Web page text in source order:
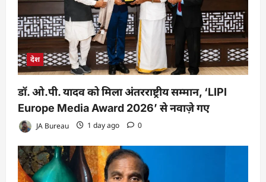
देश
डॉ. ओ.पी. यादव को मिला अंतरराष्ट्रीय सम्मान, ‘LIPI
Europe Media Award 2026’ से नवाज़े गए
JA Bureau 1 day ago 0